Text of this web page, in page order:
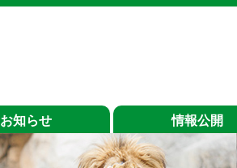
お知らせ 情報公開